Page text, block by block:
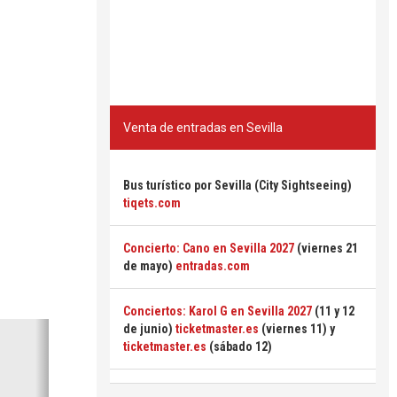
Venta de entradas en Sevilla
Bus turístico por Sevilla (City Sightseeing)
tiqets.com
Concierto: Cano en Sevilla 2027 (viernes 21
de mayo) entradas.com
Conciertos: Karol G en Sevilla 2027 (11 y 12
de junio) ticketmaster.es (viernes 11) y
ticketmaster.es (sábado 12)